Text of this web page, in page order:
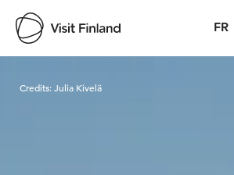
FR
Credits:Julia Kivelä